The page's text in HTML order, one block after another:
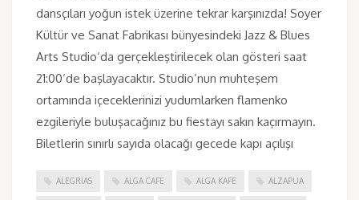
dansçıları yoğun istek üzerine tekrar karşınızda! Soyer
Kültür ve Sanat Fabrikası bünyesindeki Jazz & Blues
Arts Studio‘da gerçekleştirilecek olan gösteri saat
21:00‘de başlayacaktır. Studio’nun muhteşem
ortamında içeceklerinizi yudumlarken flamenko
ezgileriyle buluşacağınız bu fiestayı sakın kaçırmayın.
Biletlerin sınırlı sayıda olacağı gecede kapı açılışı
ALEGRIAS ALGA CAFE ALGA KAFE ALZAPUA